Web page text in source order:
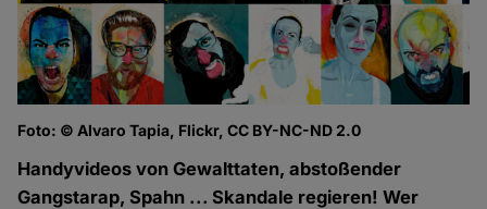
Foto: © Alvaro Tapia, Flickr, CC BY-NC-ND 2.0
Handyvideos von Gewalttaten, abstoßender
Gangstarap, Spahn ... Skandale regieren! Wer